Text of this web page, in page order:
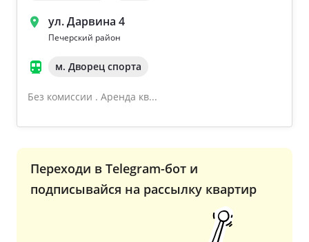
ул. Дарвина 4
Печерский район
м. Дворец спорта
Без комиссии . Аренда кв...
Переходи в Telegram-бот и
подписывайся на рассылку квартир